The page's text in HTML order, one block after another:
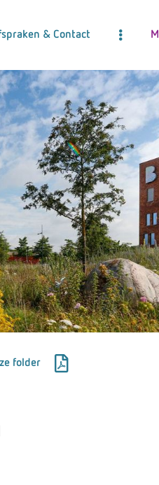
& Contact
folder